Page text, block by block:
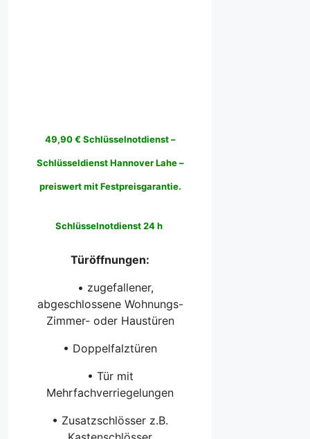
49,90 € Schlüsselnotdienst –
Schlüsseldienst Hannover Lahe –
preiswert mit Festpreisgarantie.
Schlüsselnotdienst 24 h
Türöffnungen:
• zugefallener,
abgeschlossene Wohnungs-
Zimmer- oder Haustüren
• Doppelfalztüren
• Tür mit
Mehrfachverriegelungen
• Zusatzschlösser z.B.